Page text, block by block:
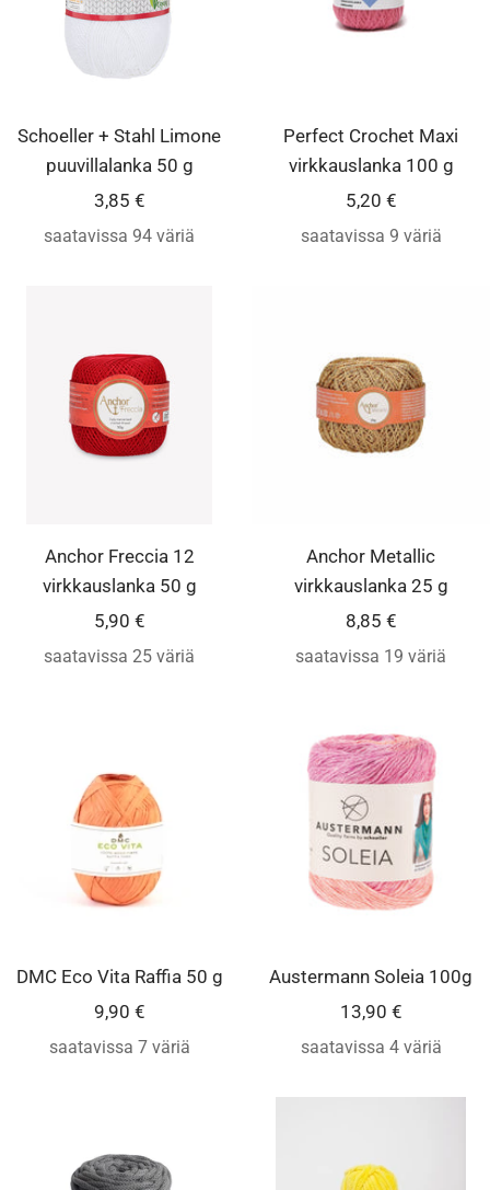
Schoeller + Stahl Limone
puuvillalanka 50 g
Alennushinta
3,85 €
saatavissa 94 väriä
Perfect Crochet Maxi
virkkauslanka 100 g
Alennushinta
5,20 €
saatavissa 9 väriä
Anchor Freccia 12
virkkauslanka 50 g
Alennushinta
5,90 €
saatavissa 25 väriä
Anchor Metallic
virkkauslanka 25 g
Alennushinta
8,85 €
saatavissa 19 väriä
DMC Eco Vita Raffia 50 g
Alennushinta
9,90 €
saatavissa 7 väriä
Austermann Soleia 100g
Alennushinta
13,90 €
saatavissa 4 väriä